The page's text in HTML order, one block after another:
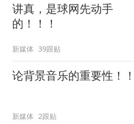
讲真，是球网先动手
的！！！
新媒体 39跟贴
论背景音乐的重要性！！
新媒体 2跟贴